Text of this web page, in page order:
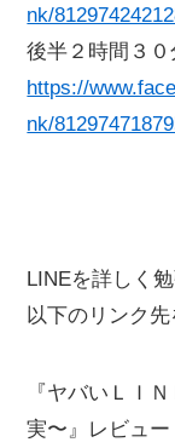
nk/
後半２時間３０
https://
nk/
LINEを詳しく
以下のリンク先
『ヤバいＬＩ
実〜』レビュー